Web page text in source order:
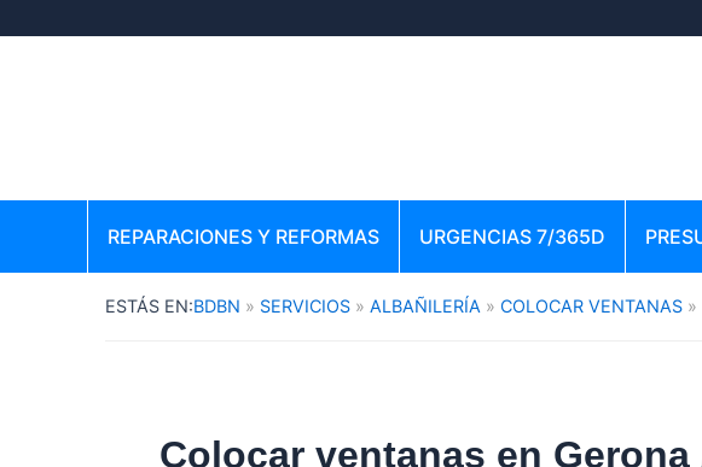
REPARACIONES Y REFORMAS URGENCIAS 7/365D
BDBN SERVICIOS ALBAÑILERÍA COLOCAR VENTANAS
Colocar ventanas en Gerona